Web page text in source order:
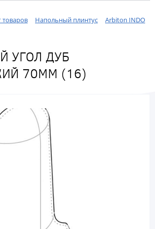
товаров Напольный плинтус
Arbiton INDO
УГОЛ ДУБ
70ММ (16)